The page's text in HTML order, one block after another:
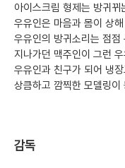
아이스크림 형제는 방귀
우유인은 마음과 몸이 상
우유인의 방귀소리는 점
지나가던 맥주인이 그런
우유인과 친구가 되어 냉
상큼하고 깜찍한 모델링
감독